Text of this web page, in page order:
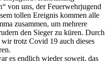
von uns, der Feuerwehrjugend
tollen Ereignis kommen alle
zusammen, um mehrere
den Sieger zu küren. Durch
trotz Covid 19 auch dieses
es endlich wieder soweit, das